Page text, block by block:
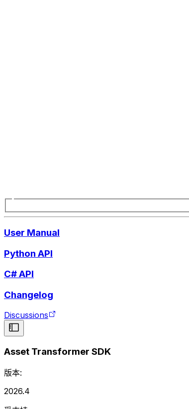
User Manual
Python API
C# API
Changelog
Discussions
Asset Transformer SDK
版本:
2026.4